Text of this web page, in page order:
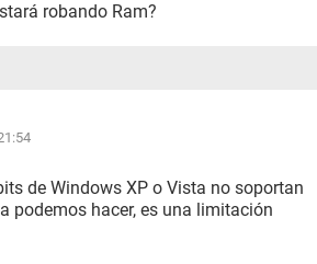
robando Ram?
de Windows XP o Vista no soportan
podemos hacer, es una limitación